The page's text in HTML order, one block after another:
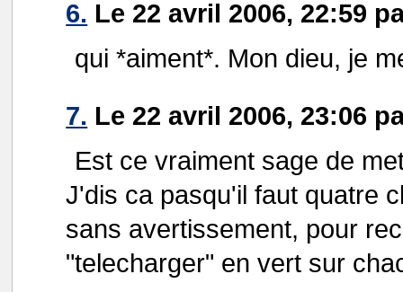
6. Le 22 avril 2006, 22:59
qui *aiment*. Mon dieu, je
7. Le 22 avril 2006, 23:06
Est ce vraiment sage de
J'dis ca pasqu'il faut quatre
sans avertissement, pour
"telecharger" en vert sur